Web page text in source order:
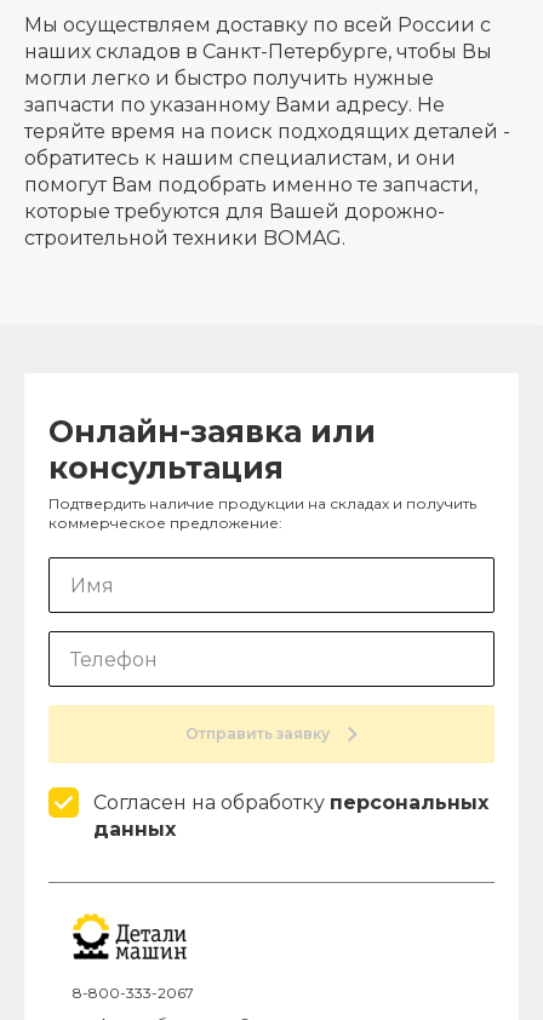
Мы осуществляем доставку по всей России с
наших складов в Санкт-Петербурге, чтобы Вы
могли легко и быстро получить нужные
запчасти по указанному Вами адресу. Не
теряйте время на поиск подходящих деталей -
обратитесь к нашим специалистам, и они
помогут Вам подобрать именно те запчасти,
которые требуются для Вашей дорожно-
строительной техники BOMAG.
Онлайн-заявка или
консультация
Подтвердить наличие продукции на складах и получить
коммерческое предложение:
Отправить заявку
Согласен на обработку персональных
данных
8-800-333-2067